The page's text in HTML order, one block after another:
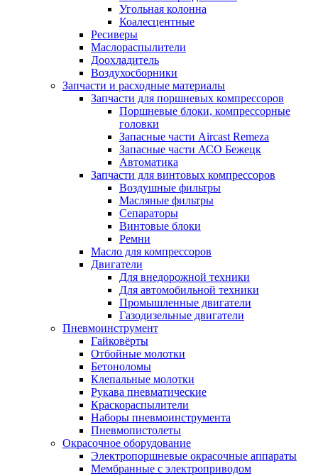
Угольная колонна
Коалесцентные
Ресиверы
Маслораспылители
Доохладитель
Воздухосборники
Запчасти и расходные материалы
Запчасти для поршневых компрессоров
Поршневые блоки, компрессорные
головки
Запасные части Aircast Remeza
Запасные части АСО Бежецк
Автоматика
Запчасти для винтовых компрессоров
Воздушные фильтры
Масляные фильтры
Сепараторы
Винтовые блоки
Ремни
Масло для компрессоров
Двигатели
Для внедорожной техники
Для автомобильной техники
Промышленные двигатели
Газодизельные двигатели
Пневмоинструмент
Гайковёрты
Отбойные молотки
Бетоноломы
Клепальные молотки
Рукава пневматические
Краскораспылители
Наборы пневмоинструмента
Пневмопистолеты
Окрасочное оборудование
Электропоршневые окрасочные аппараты
Мембранные с электроприводом